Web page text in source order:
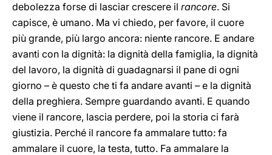
debolezza forse di lasciar crescere il rancore. Si
capisce, è umano. Ma vi chiedo, per favore, il cuore
più grande, più largo ancora: niente rancore. E andare
avanti con la dignità: la dignità della famiglia, la dignità
del lavoro, la dignità di guadagnarsi il pane di ogni
giorno – è questo che ti fa andare avanti – e la dignità
della preghiera. Sempre guardando avanti. E quando
viene il rancore, lascia perdere, poi la storia ci farà
giustizia. Perché il rancore fa ammalare tutto: fa
ammalare il cuore, la testa, tutto. Fa ammalare la